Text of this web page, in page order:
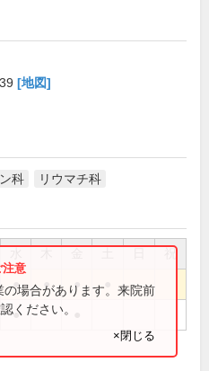
[地図]
科 リウマチ科
祝
● ● ●
●
場合があります。来院前
ください。
×閉じる